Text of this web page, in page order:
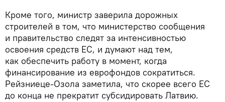
Кроме того, министр заверила дорожных
строителей в том, что министерство сообщения
и правительство следят за интенсивностью
освоения средств ЕС, и думают над тем,
как обеспечить работу в момент, когда
финансирование из еврофондов сократиться.
Рейзниеце-Озола заметила, что скорее всего ЕС
до конца не прекратит субсидировать Латвию.